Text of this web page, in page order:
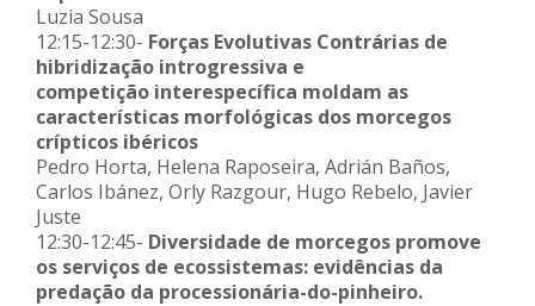
Luzia Sousa
12:15-12:30- Forças Evolutivas Contrárias de
hibridização introgressiva e
competição interespecífica moldam as
características morfológicas dos morcegos
crípticos ibéricos
Pedro Horta, Helena Raposeira, Adrián Baños,
Carlos Ibánez, Orly Razgour, Hugo Rebelo, Javier
Juste
12:30-12:45- Diversidade de morcegos promove
os serviços de ecossistemas: evidências da
predação da processionária-do-pinheiro.